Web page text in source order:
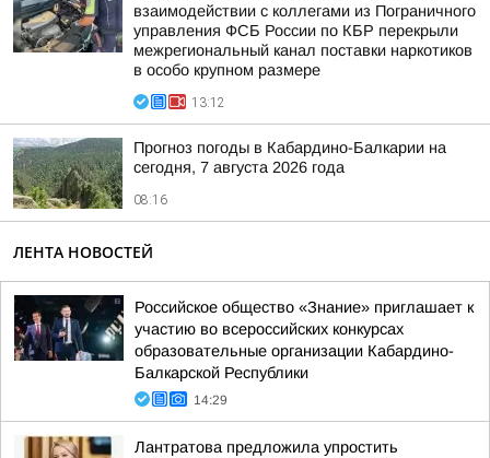
взаимодействии с коллегами из Пограничного
управления ФСБ России по КБР перекрыли
межрегиональный канал поставки наркотиков
в особо крупном размере
13:12
Прогноз погоды в Кабардино-Балкарии на
сегодня, 7 августа 2026 года
08:16
ЛЕНТА НОВОСТЕЙ
Российское общество «Знание» приглашает к
участию во всероссийских конкурсах
образовательные организации Кабардино-
Балкарской Республики
14:29
Лантратова предложила упростить